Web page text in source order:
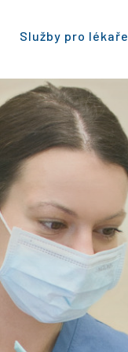
Služby pro lékaře